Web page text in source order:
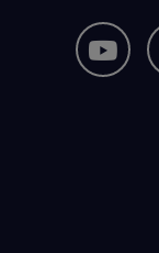
Nous